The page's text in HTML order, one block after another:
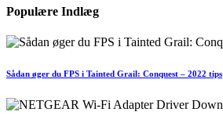
Populære Indlæg
Sådan øger du FPS i Tainted Grail: Conquest – 2022 tips